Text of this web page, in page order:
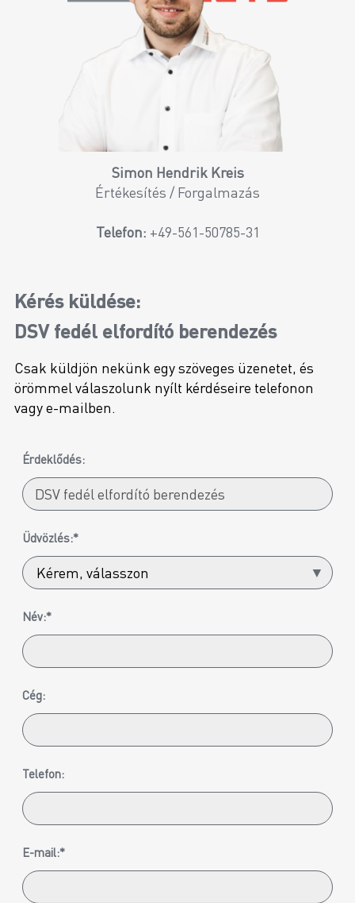
Simon Hendrik Kreis
Értékesítés / Forgalmazás
Telefon: +49-561-50785-31
Kérés küldése:
DSV fedél elfordító berendezés
Csak küldjön nekünk egy szöveges üzenetet, és
örömmel válaszolunk nyílt kérdéseire telefonon
vagy e-mailben.
Érdeklődés:
Üdvözlés:*
Név:*
Cég:
Telefon:
E-mail:*